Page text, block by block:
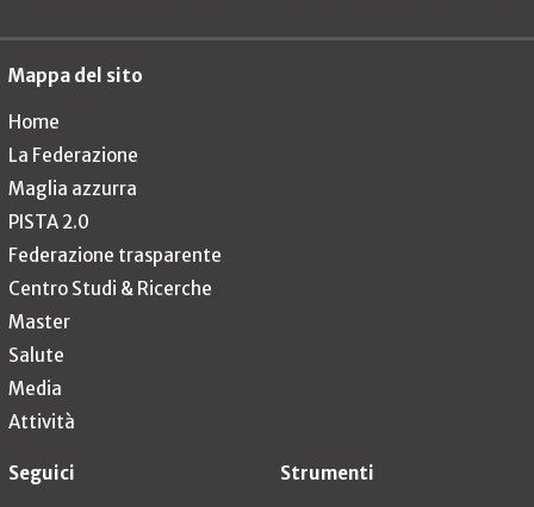
Mappa del sito
Home
La Federazione
Maglia azzurra
PISTA 2.0
Federazione trasparente
Centro Studi & Ricerche
Master
Salute
Media
Attività
Seguici Strumenti